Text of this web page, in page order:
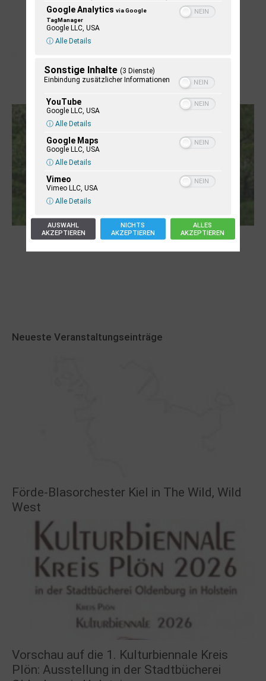
Robert Schads „Blickweit“: Linien im Land
der Horizonte
Neueste Veranstaltungseinträge
Förde-Blasorchester Kiel in The Wild, Wild
West
Vorschau auf die 1. Kulturbiennale Kreis
Plön: Ausstellung in der Stadtbücherei
Google Analytics via Google
TagManager
Google LLC, USA
ⓘ Alle Details
Sonstige Inhalte (3 Dienste)
Einbindung zusätzlicher Informationen
YouTube
Google LLC, USA
ⓘ Alle Details
Google Maps
Google LLC, USA
ⓘ Alle Details
Vimeo
Vimeo LLC, USA
ⓘ Alle Details
AUSWAHL
AKZEPTIEREN
NICHTS
AKZEPTIEREN
ALLES
AKZEPTIEREN